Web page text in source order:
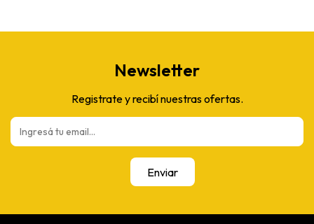
Newsletter
Registrate y recibí nuestras ofertas.